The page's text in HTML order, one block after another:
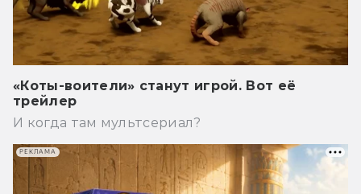
«Коты-воители» станут игрой. Вот её
трейлер
И когда там мультсериал?
РЕКЛАМА